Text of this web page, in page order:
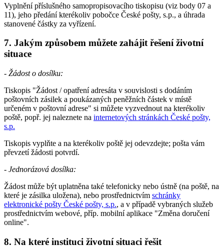
Vyplnění příslušného samopropisovacího tiskopisu (viz body 07 a
11), jeho předání kterékoliv pobočce České pošty, s.p., a úhrada
stanovené částky za vyřízení.
7. Jakým způsobem můžete zahájit řešení životní
situace
- Žádost o dosílku:
Tiskopis "Žádost / opatření adresáta v souvislosti s dodáním
poštovních zásilek a poukázaných peněžních částek v místě
určeném v poštovní adrese" si můžete vyzvednout na kterékoliv
poště, popř. jej naleznete na internetových stránkách České pošty,
s.p.
Tiskopis vyplňte a na kterékoliv poště jej odevzdejte; pošta vám
převzetí žádosti potvrdí.
- Jednorázová dosílka:
Žádost může být uplatněna také telefonicky nebo ústně (na poště, na
které je zásilka uložena), nebo prostřednictvím schránky
elektronické pošty České pošty, s.p., a v případě vybraných služeb
prostřednictvím webové, příp. mobilní aplikace "Změna doručení
online".
8. Na které instituci životní situaci řešit